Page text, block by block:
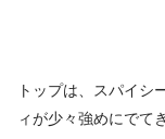
トップは、スパイシ
ィが少々強めにでて